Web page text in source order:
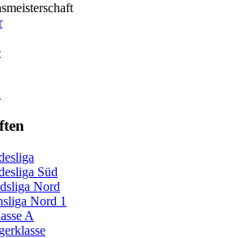
Süd
Nord
Nord 1
A